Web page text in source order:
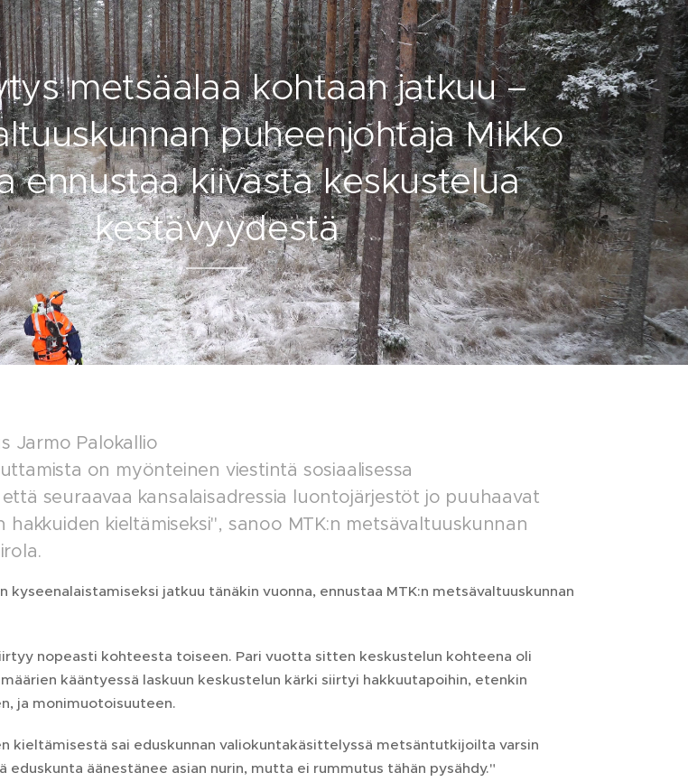
metsäalaa kohtaan jatkuu –
puheenjohtaja Mikko
ennustaa kiivasta keskustelua
kestävyydestä
04.01.2021
Jarmo Palokallio
on myönteinen viestintä sosiaalisessa
että seuraavaa kansalaisadressia luontojärjestöt jo puuhaavat
hakkuiden kieltämiseksi", sanoo MTK:n metsävaltuuskunnan
kyseenalaistamiseksi jatkuu tänäkin vuonna, ennustaa MTK:n metsävaltuuskunnan
nopeasti kohteesta toiseen. Pari vuotta sitten keskustelun kohteena oli
kääntyessä laskuun keskustelun kärki siirtyi hakkuutapoihin, etenkin
ja monimuotoisuuteen.
kieltämisestä sai eduskunnan valiokuntakäsittelyssä metsäntutkijoilta varsin
eduskunta äänestänee asian nurin, mutta ei rummutus tähän pysähdy."